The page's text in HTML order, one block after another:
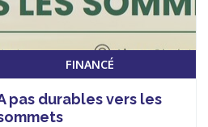
FINANCÉ
pas durables vers les